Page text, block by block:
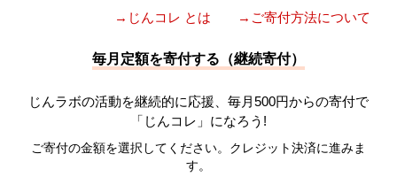
→じんコレ とは →ご寄付方法について
毎月定額を寄付する（継続寄付）
じんラボの活動を継続的に応援、毎月500円からの寄付で
「じんコレ」になろう!
ご寄付の金額を選択してください。クレジット決済に進みま
す。